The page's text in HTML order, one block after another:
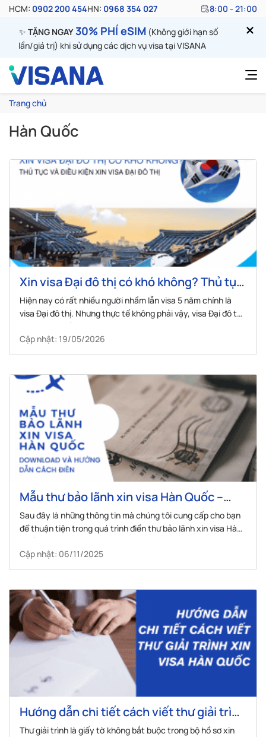
HCM: 0902 200 454HN: 0968 354 027 8:00 - 21:00
✨ TẶNG NGAY30% PHÍ eSIM (Không giới hạn số
lần/giá trị) khi sử dụng các dịch vụ visa tại VISANA
Trang chủ
Hàn Quốc
Xin visa Đại đô thị có khó không? Thủ tục
và điều kiện xin visa Đại đô thị
Hiện nay có rất nhiều người nhầm lẫn visa 5 năm chính là
visa Đại đô thị. Nhưng thực tế không phải vậy, visa Đại đô thị
là 1 trong nhiều loại visa 5 năm. Vậy visa này khác gì so với
các loại visa Hàn Quốc 5 năm...
Cập nhật: 19/05/2026
Mẫu thư bảo lãnh xin visa Hàn Quốc –
Download và hướng dẫn cách điền
Sau đây là những thông tin mà chúng tôi cung cấp cho bạn
để thuận tiện trong quá trình điền thư bảo lãnh xin visa Hàn
Quốc, hy vọng những thông tin này sẽ giúp ích cho bạn.
Cập nhật: 06/11/2025
Hướng dẫn chi tiết cách viết thư giải trình
xin visa Hàn Quốc
Thư giải trình là giấy tờ không bắt buộc trong bộ hồ sơ xin